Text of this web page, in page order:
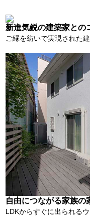
新進気鋭の建築家との
ご縁を紡いで実現された
自由につながる家族の
LDKからすぐに出られる